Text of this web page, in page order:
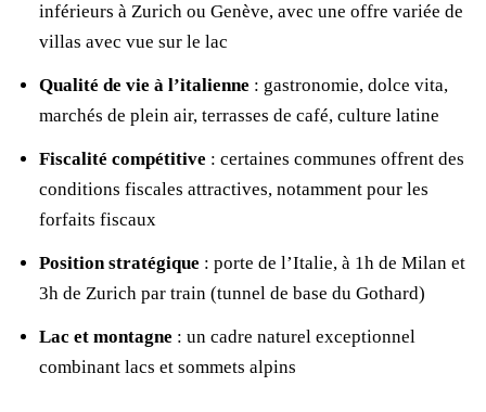
inférieurs à Zurich ou Genève, avec une offre variée de
villas avec vue sur le lac
Qualité de vie à l’italienne : gastronomie, dolce vita,
marchés de plein air, terrasses de café, culture latine
Fiscalité compétitive : certaines communes offrent des
conditions fiscales attractives, notamment pour les
forfaits fiscaux
Position stratégique : porte de l’Italie, à 1h de Milan et
3h de Zurich par train (tunnel de base du Gothard)
Lac et montagne : un cadre naturel exceptionnel
combinant lacs et sommets alpins